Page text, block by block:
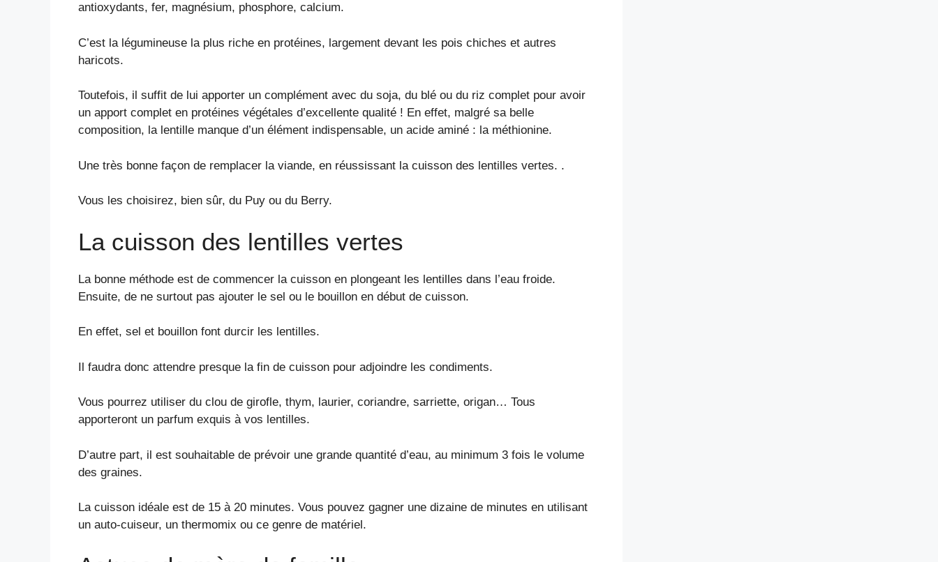
antioxydants, fer, magnésium, phosphore, calcium.
C’est la légumineuse la plus riche en protéines, largement devant les pois chiches et autres
haricots.
Toutefois, il suffit de lui apporter un complément avec du soja, du blé ou du riz complet pour avoir
un apport complet en protéines végétales d’excellente qualité ! En effet, malgré sa belle
composition, la lentille manque d’un élément indispensable, un acide aminé : la méthionine.
Une très bonne façon de remplacer la viande, en réussissant la cuisson des lentilles vertes. .
Vous les choisirez, bien sûr, du Puy ou du Berry.
La cuisson des lentilles vertes
La bonne méthode est de commencer la cuisson en plongeant les lentilles dans l’eau froide.
Ensuite, de ne surtout pas ajouter le sel ou le bouillon en début de cuisson.
En effet, sel et bouillon font durcir les lentilles.
Il faudra donc attendre presque la fin de cuisson pour adjoindre les condiments.
Vous pourrez utiliser du clou de girofle, thym, laurier, coriandre, sarriette, origan… Tous
apporteront un parfum exquis à vos lentilles.
D’autre part, il est souhaitable de prévoir une grande quantité d’eau, au minimum 3 fois le volume
des graines.
La cuisson idéale est de 15 à 20 minutes. Vous pouvez gagner une dizaine de minutes en utilisant
un auto-cuiseur, un thermomix ou ce genre de matériel.